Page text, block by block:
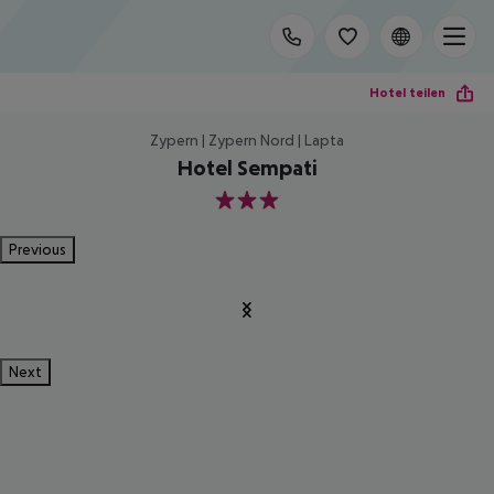
Hotel teilen
Zypern | Zypern Nord | Lapta
Hotel Sempati
3
Previous
Next